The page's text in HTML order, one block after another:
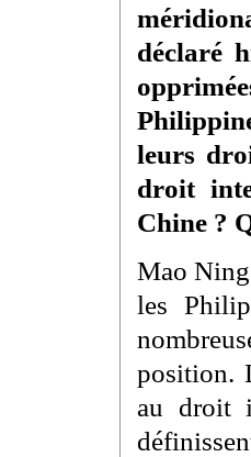
déclaré
leurs
droit
Chine ?
Mao
les
position.
au droit